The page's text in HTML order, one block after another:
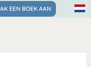
EEN BOEK AAN